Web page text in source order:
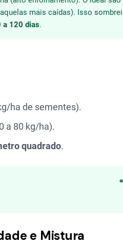
mais caídas). Isso
a 120 dias.
ha de sementes).
a 80 kg/ha).
quadrado.
e Mistura